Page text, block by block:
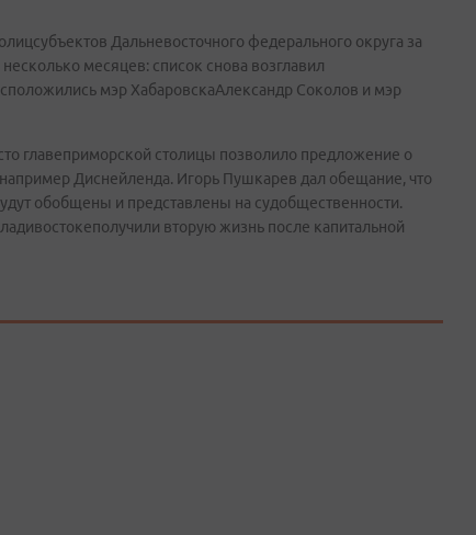
Дальневосточного федерального округа за
месяцев: список снова возглавил
мэр ХабаровскаАлександр Соколов и мэр
главеприморской столицы позволило предложение о
Диснейленда. Игорь Пушкарев дал обещание, что
обобщены и представлены на судобщественности.
вторую жизнь после капитальной